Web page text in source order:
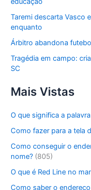
Taremi descarta Vasco
enquanto
Árbitro abandona
Tragédia em campo:
SC
Mais Vistas
O que significa a
Como fazer para a tela
Como conseguir o
nome? (805)
O que é Red Line no
Como saber o